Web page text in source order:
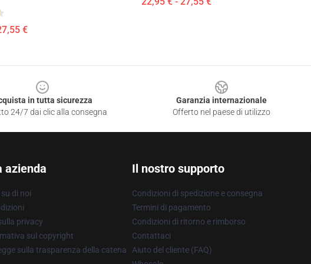
€
in tutta sicurezza
24/7 dai clic alla consegna
Garanzia internazionale
Offerto nel paese di utilizzo
azienda
di noi
privacy
sul copyright
sulla trasparenza della catena
Il nostro supporto
Condizioni di spedizione e consegna
Termini di pagamento
Condizioni di ritorno e rimborso
Contattaci
Aiuto del cliente (FAQ)